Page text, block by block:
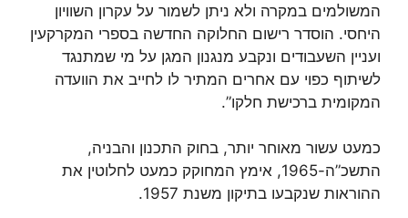
המשולמים במקרה ולא ניתן לשמור על עקרון השוויון
היחסי. הוסדר רישום החלוקה החדשה בספרי המקרקעין
ועניין השעבודים ונקבע מנגנון המגן על מי שמתנגד
לשיתוף כפוי עם אחרים המתיר לו לחייב את הוועדה
המקומית ברכישת חלקו”.
כמעט עשור מאוחר יותר, בחוק התכנון והבניה,
התשכ”ה-1965, אימץ המחוקק כמעט לחלוטין את
ההוראות שנקבעו בתיקון משנת 1957.